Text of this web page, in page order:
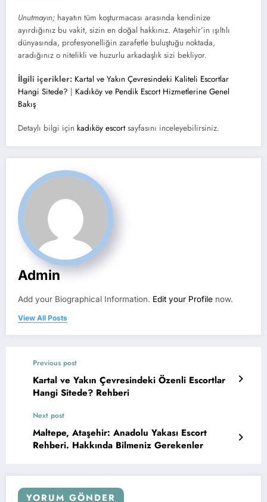
Unutmayın; hayatın tüm koşturmacası arasında kendinize
ayırdığınız bu vakit, sizin en doğal hakkınız. Ataşehir’in ışıltılı
dünyasında, profesyonelliğin zarafetle buluştuğu noktada,
aradığınız o nitelikli ve huzurlu arkadaşlık sizi bekliyor.
İlgili içerikler: Kartal ve Yakın Çevresindeki Kaliteli Escortlar
Hangi Sitede? | Kadıköy ve Pendik Escort Hizmetlerine Genel
Bakış
Detaylı bilgi için kadıköy escortsayfasını inceleyebilirsiniz.
Admin
Add your Biographical Information. Edit your Profile now.
View All Posts
Previous post
Kartal ve Yakın Çevresindeki Özenli Escortlar
Hangi Sitede? Rehberi
Next post
Maltepe, Ataşehir: Anadolu Yakası Escort
Rehberi. Hakkında Bilmeniz Gerekenler
YORUM GÖNDER